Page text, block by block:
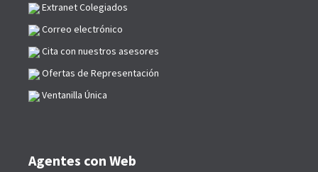
Extranet Colegiados
Correo electrónico
Cita con nuestros asesores
Ofertas de Representación
Ventanilla Única
Agentes con Web